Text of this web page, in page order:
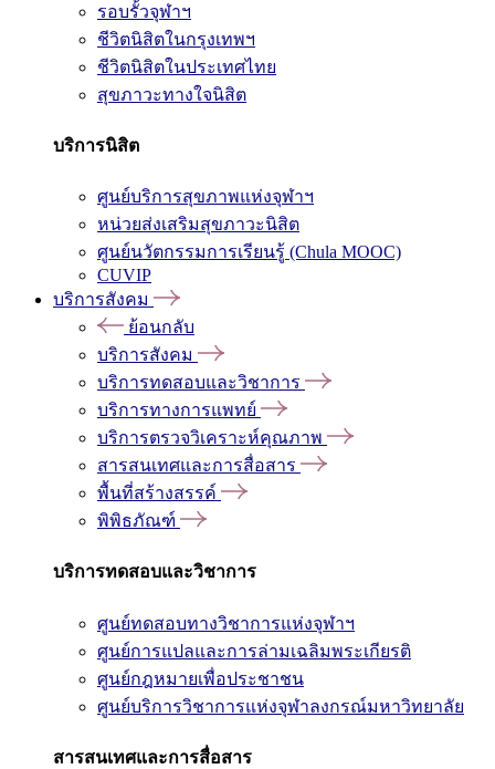
รอบรั้วจุฬาฯ
ชีวิตนิสิตในกรุงเทพฯ
ชีวิตนิสิตในประเทศไทย
สุขภาวะทางใจนิสิต
บริการนิสิต
ศูนย์บริการสุขภาพแห่งจุฬาฯ
หน่วยส่งเสริมสุขภาวะนิสิต
ศูนย์นวัตกรรมการเรียนรู้ (Chula MOOC)
CUVIP
บริการสังคม
ย้อนกลับ
บริการสังคม
บริการทดสอบและวิชาการ
บริการทางการแพทย์
บริการตรวจวิเคราะห์คุณภาพ
สารสนเทศและการสื่อสาร
พื้นที่สร้างสรรค์
พิพิธภัณฑ์
บริการทดสอบและวิชาการ
ศูนย์ทดสอบทางวิชาการแห่งจุฬาฯ
ศูนย์การแปลและการล่ามเฉลิมพระเกียรติ
ศูนย์กฎหมายเพื่อประชาชน
ศูนย์บริการวิชาการแห่งจุฬาลงกรณ์มหาวิทยาลัย
สารสนเทศและการสื่อสาร